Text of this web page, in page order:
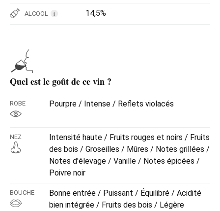
ALCOOL i 14,5%
Quel est le goût de ce vin ?
ROBE Pourpre / Intense / Reflets violacés
NEZ
Intensité haute / Fruits rouges et noirs / Fruits
des bois / Groseilles / Mûres / Notes grillées /
Notes d'élevage / Vanille / Notes épicées /
Poivre noir
BOUCHE
Bonne entrée / Puissant / Équilibré / Acidité
bien intégrée / Fruits des bois / Légère